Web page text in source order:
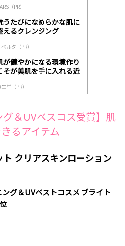
（PR）
うたびになめらかな肌に
えるクレンジング
ベルタ（PR）
が健やかになる環境作り
そが美肌を手に入れる近
生堂（PR）
グ＆UVベスコス受賞】肌
るアイテム
クリアスキンローション
ング＆UVベストコスメ ブライト